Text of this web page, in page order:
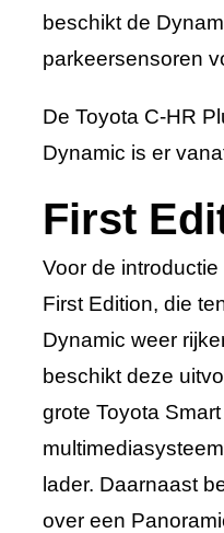
beschikt de
parkeersensoren
De Toyota C-HR
Dynamic is er
First
Voor de
First Edition, die
Dynamic weer
beschikt deze
grote Toyota
lader. Daarnaast
over een